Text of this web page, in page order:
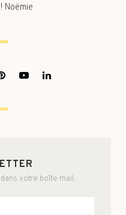
Noëmie
votre boîte mail.